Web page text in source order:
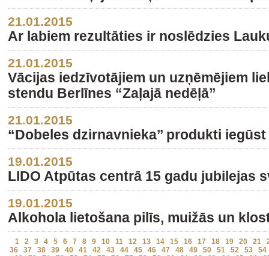
21.01.2015
Ar labiem rezultāties ir noslēdzies
21.01.2015
Vācijas iedzīvotājiem un uzņēmējiem
stendu Berlīnes “Zaļajā nedēļā”
21.01.2015
“Dobeles dzirnavnieka’’ produkti
19.01.2015
LIDO Atpūtas centrā 15 gadu jubilejas
19.01.2015
Alkohola lietošana pilīs, muižās un
1 2 3 4 5 6 7 8 9 10 11 12 13 14 15 16 17 18 19 20 21
36
37 38 39 40 41 42 43 44 45 46 47 48 49 50 51 52 53
54